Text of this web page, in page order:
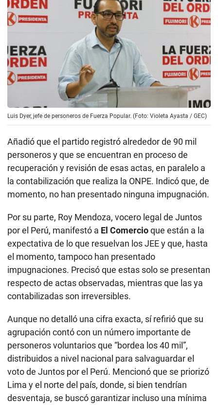
Luis Dyer, jefe de personeros de Fuerza Popular. (Foto: Violeta Ayasta / GEC)
Añadió que el partido registró alrededor de 90 mil
personeros y que se encuentran en proceso de
recuperación y revisión de esas actas, en paralelo a
la contabilización que realiza la ONPE. Indicó que, de
momento, no han presentado ninguna impugnación.
Por su parte, Roy Mendoza, vocero legal de Juntos
por el Perú, manifestó a El Comercioque están a la
expectativa de lo que resuelvan los JEE y que, hasta
el momento, tampoco han presentado
impugnaciones. Precisó que estas solo se presentan
respecto de actas observadas, mientras que las ya
contabilizadas son irreversibles.
Aunque no detalló una cifra exacta, sí refirió que su
agrupación contó con un número importante de
personeros voluntarios que “bordea los 40 mil”,
distribuidos a nivel nacional para salvaguardar el
voto de Juntos por el Perú. Mencionó que se priorizó
Lima y el norte del país, donde, si bien tendrían
desventaja, se buscó garantizar incluso una mínima